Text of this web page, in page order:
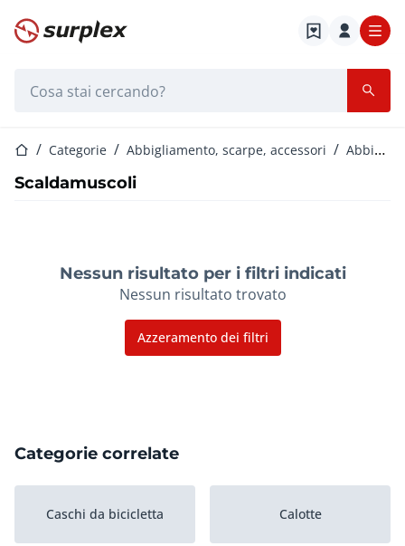
Home
Home Categorie Abbigliamento, scarpe, accessori Abbigliamento da ciclismo
Scaldamuscoli
Nessun risultato per i filtri indicati
Nessun risultato trovato
Azzeramento dei filtri
Categorie correlate
Caschi da bicicletta Calotte